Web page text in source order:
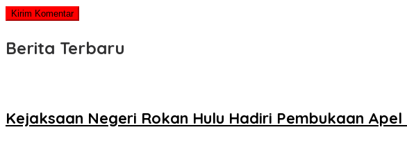
Berita Terbaru
Kejaksaan Negeri Rokan Hulu Hadiri Pembukaan